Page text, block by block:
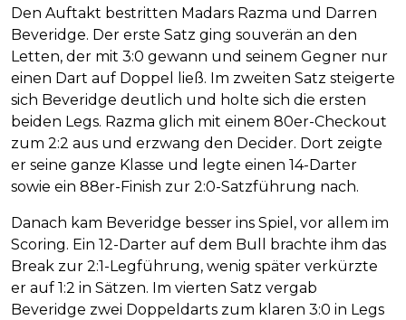
Den Auftakt bestritten Madars Razma und Darren
Beveridge. Der erste Satz ging souverän an den
Letten, der mit 3:0 gewann und seinem Gegner nur
einen Dart auf Doppel ließ. Im zweiten Satz steigerte
sich Beveridge deutlich und holte sich die ersten
beiden Legs. Razma glich mit einem 80er-Checkout
zum 2:2 aus und erzwang den Decider. Dort zeigte
er seine ganze Klasse und legte einen 14-Darter
sowie ein 88er-Finish zur 2:0-Satzführung nach.
Danach kam Beveridge besser ins Spiel, vor allem im
Scoring. Ein 12-Darter auf dem Bull brachte ihm das
Break zur 2:1-Legführung, wenig später verkürzte
er auf 1:2 in Sätzen. Im vierten Satz vergab
Beveridge zwei Doppeldarts zum klaren 3:0 in Legs